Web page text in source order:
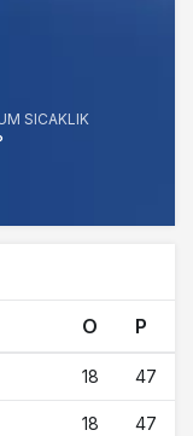
SICAKLIK
O P
18 47
18 47